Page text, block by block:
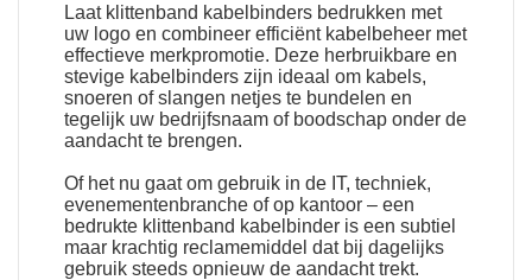
Laat klittenband kabelbinders bedrukken met
uw logo en combineer efficiënt kabelbeheer met
effectieve merkpromotie. Deze herbruikbare en
stevige kabelbinders zijn ideaal om kabels,
snoeren of slangen netjes te bundelen en
tegelijk uw bedrijfsnaam of boodschap onder de
aandacht te brengen.
Of het nu gaat om gebruik in de IT, techniek,
evenementenbranche of op kantoor – een
bedrukte klittenband kabelbinder is een subtiel
maar krachtig reclamemiddel dat bij dagelijks
gebruik steeds opnieuw de aandacht trekt.